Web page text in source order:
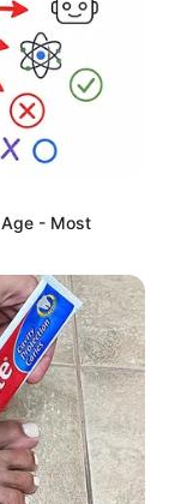
αίτηση
Πότε θα
Μια
Age - Most